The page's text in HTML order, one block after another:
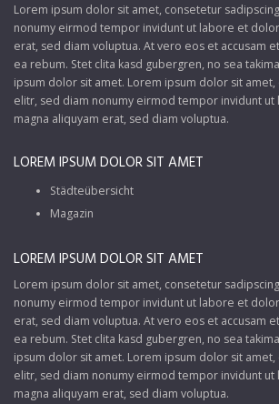
Lorem ipsum dolor sit amet, consetetur
nonumy eirmod tempor invidunt ut labore et
erat, sed diam voluptua. At vero eos et accusam
ea rebum. Stet clita kasd gubergren, no sea
ipsum dolor sit amet. Lorem ipsum dolor sit
elitr, sed diam nonumy eirmod tempor invidunt
magna aliquyam erat, sed diam voluptua.
LOREM IPSUM DOLOR SIT AMET
Städteübersicht
Magazin
LOREM IPSUM DOLOR SIT AMET
Lorem ipsum dolor sit amet, consetetur
nonumy eirmod tempor invidunt ut labore et
erat, sed diam voluptua. At vero eos et accusam
ea rebum. Stet clita kasd gubergren, no sea
ipsum dolor sit amet. Lorem ipsum dolor sit
elitr, sed diam nonumy eirmod tempor invidunt
magna aliquyam erat, sed diam voluptua.